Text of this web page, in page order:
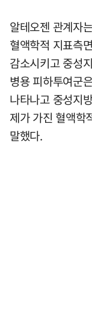
알테오젠 관계자
혈액학적 지표측
감소시키고 중성
병용 피하투여군
나타나고 중성지
제가 가진 혈액학
말했다.